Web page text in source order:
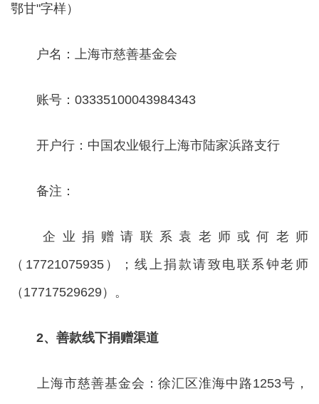
鄂甘"字样）
户名：上海市慈善基金会
账号：03335100043984343
开户行：中国农业银行上海市陆家浜路支行
备注：
企业捐赠请联系袁老师或何老师
（17721075935）；线上捐款请致电联系钟老师
（17717529629）。
2、善款线下捐赠渠道
上海市慈善基金会：徐汇区淮海中路1253号，